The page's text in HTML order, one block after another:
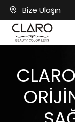
Bize Ulaşın